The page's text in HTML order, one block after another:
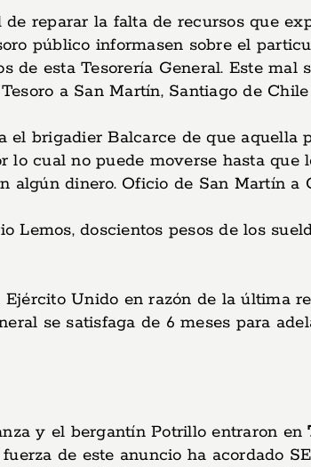
reparar la falta de recursos que
público informasen sobre el
esta Tesorería General. Este
a San Martín, Santiago de Chile
brigadier Balcarce de que aquella
cual no puede moverse hasta que
dinero. Oficio de San Martín a
doscientos pesos de los
Unido en razón de la última
se satisfaga de 6 meses para
y el bergantín Potrillo entraron en
de este anuncio ha acordado